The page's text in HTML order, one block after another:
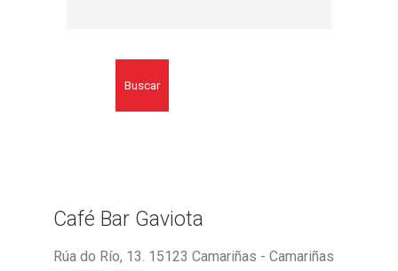
Buscar
Café Bar Gaviota
Rúa do Río, 13. 15123 Camariñas - Camariñas